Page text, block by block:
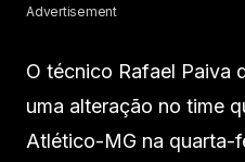
Advertisement
O técnico Rafael Paiva
uma alteração no time
Atlético-MG na quarta-